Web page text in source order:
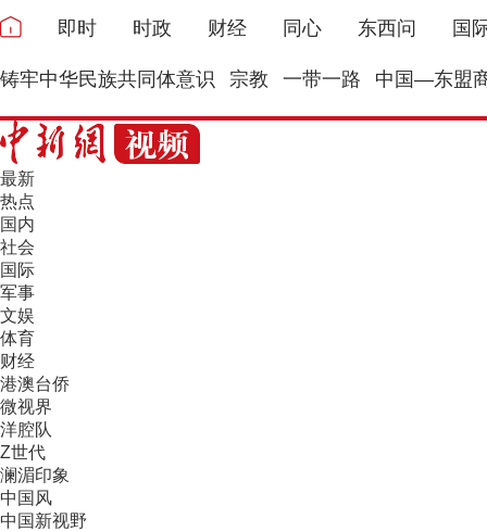
即时 时政 财经 同心 东西问 国
铸牢中华民族共同体意识 宗教 一带一路 中国—东盟
最新
热点
国内
社会
国际
军事
文娱
体育
财经
港澳台侨
微视界
洋腔队
Z世代
澜湄印象
中国风
中国新视野